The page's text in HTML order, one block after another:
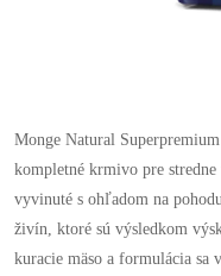
Monge Natural
kompletné krmivo pre
vyvinuté s ohľadom na
živín, ktoré sú výsledkom
kuracie mäso a formulácia sa